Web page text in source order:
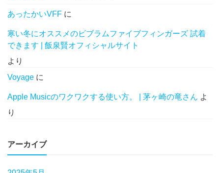
あったかいVFF に
寒い冬にオススメのビブラムファイブフィンガーズ 試着
できます | 飯泉賢オフィシャルサイト
より
Voyage に
Apple Musicのワクワクする使い方。 | 茅ヶ崎の竜さん よ
り
アーカイブ